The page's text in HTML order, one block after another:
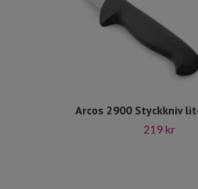
Arcos 2900 Styckkniv
219 kr